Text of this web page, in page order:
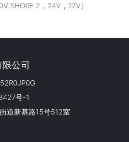
SHORE 2，24V，12V）
公司
号-1
道新基路15号512室